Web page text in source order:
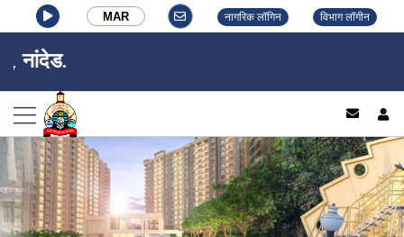
MAR नागरिक लॉगिन विभाग लॉगीन
नांदेड.